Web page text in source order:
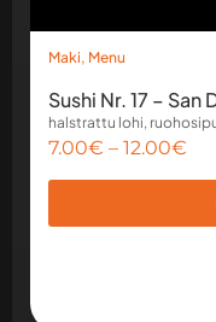
Maki, Menu
Sushi Nr. 17 – San
halstrattu lohi,
7.00€ – 12.00€